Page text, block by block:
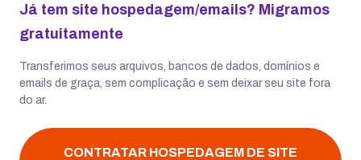
Já tem site hospedagem/emails? Migramos
gratuitamente
Transferimos seus arquivos, bancos de dados, domínios e
emails de graça, sem complicação e sem deixar seu site fora
do ar.
CONTRATAR HOSPEDAGEM DE SITE